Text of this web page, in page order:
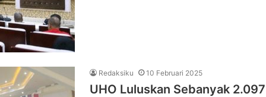
Redaksiku 10 Februari 2025
UHO Luluskan Sebanyak 2.097